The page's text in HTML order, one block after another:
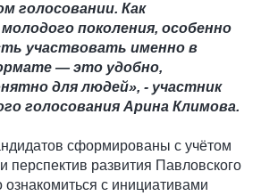
голосовании. Как
поколения, особенно
участвовать именно в
— это удобно,
для людей», - участник
голосования Арина Климова.
сформированы с учётом
перспектив развития Павловского
с инициативами